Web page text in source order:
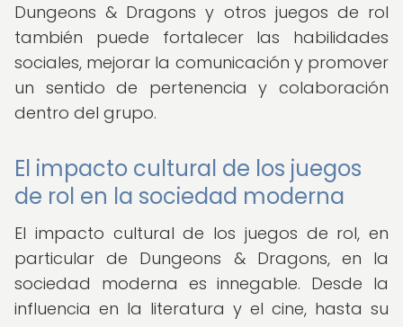
Dungeons & Dragons y otros juegos de rol
también puede fortalecer las habilidades
sociales, mejorar la comunicación y promover
un sentido de pertenencia y colaboración
dentro del grupo.
El impacto cultural de los juegos
de rol en la sociedad moderna
El impacto cultural de los juegos de rol, en
particular de Dungeons & Dragons, en la
sociedad moderna es innegable. Desde la
influencia en la literatura y el cine, hasta su